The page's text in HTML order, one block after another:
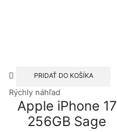
PRIDAŤ DO KOŠÍKA
Rýchly náhľad
Apple iPhone 17
256GB Sage